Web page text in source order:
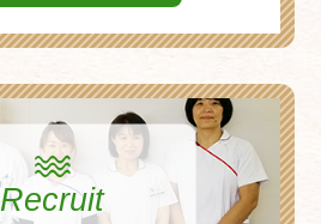
Recruit